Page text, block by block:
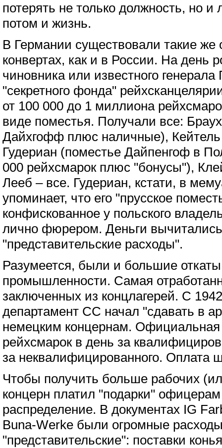
потерять не только должность, но и
потом и жизнь.
В Германии существовали такие же
конвертах, как и в России. На день
чиновника или известного генерала
"секретного фонда"
от 100 000 до 1 миллиона
виде поместья. Получали все:
Дайхгофф плюс наличные), Кейтель
Гудериан (поместье Дайпенгоф в
000 рейхсмарок плюс "бонусы"),
Лееб – все. Гудериан, кстати, в
упоминает, что его "прусское
конфискованное у польского
лично фюрером. Деньги вычитались
"представительские расходы".
Разумеется, были и большие
промышленности. Самая
заключенных из концлагерей. С
департамент СС начал "сдавать в
немецким концернам. Официальная
рейхсмарок в день за
за неквалифицированного. Оплата
Чтобы получить больше рабочих
концерн платил "подарки"
распределение. В документах IG
Buna-Werke были огромные
"представительские": поставки